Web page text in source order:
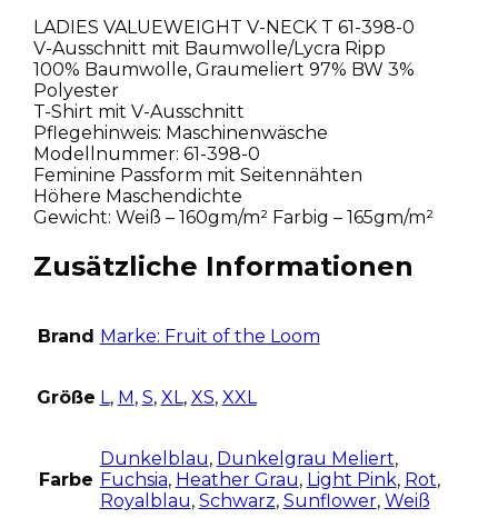
LADIES VALUEWEIGHT V-NECK T 61-398-0
V-Ausschnitt mit Baumwolle/Lycra Ripp
100% Baumwolle, Graumeliert 97% BW 3%
Polyester
T-Shirt mit V-Ausschnitt
Pflegehinweis: Maschinenwäsche
Modellnummer: 61-398-0
Feminine Passform mit Seitennähten
Höhere Maschendichte
Gewicht: Weiß – 160gm/m² Farbig – 165gm/m²
Zusätzliche Informationen
Brand Marke: Fruit of the Loom
Größe L, M , S, XL, XS, XXL
Farbe
Dunkelblau, Dunkelgrau Meliert,
Fuchsia, Heather Grau, Light Pink, Rot,
Royalblau, Schwarz, Sunflower, Weiß